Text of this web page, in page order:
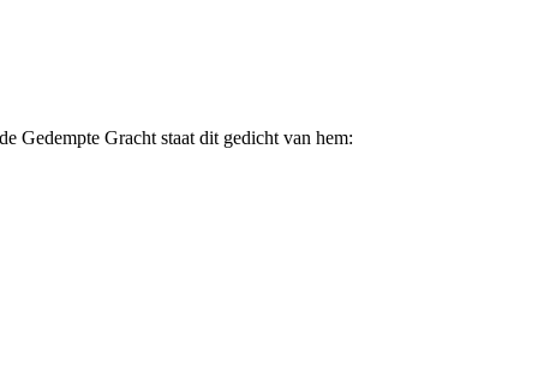
Gedempte Gracht staat dit gedicht van hem: